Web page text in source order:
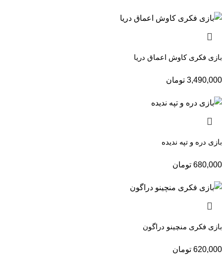
بازی فکری کاوش اعماق دریا
3,490,000 تومان
بازی دره و تپه ندیده
680,000 تومان
بازی فکری منچینو دراگون
620,000 تومان